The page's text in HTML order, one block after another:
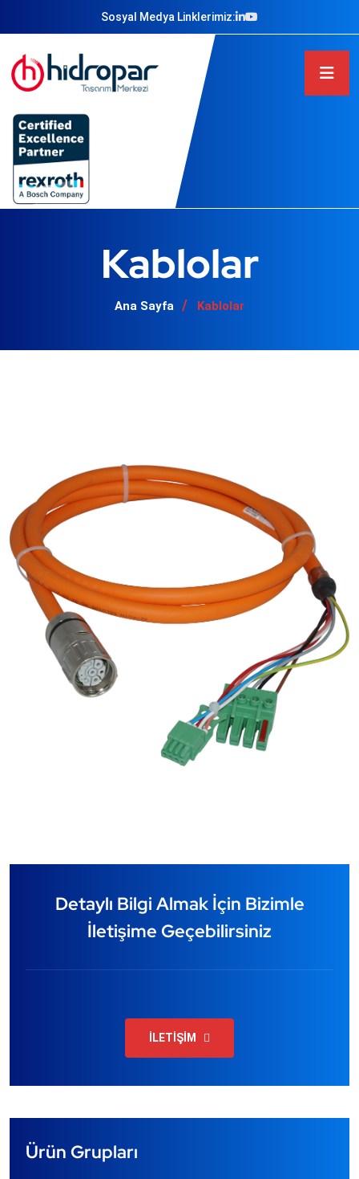
Sosyal Medya Linklerimiz:
Kablolar
Ana Sayfa Kablolar
Detaylı Bilgi Almak İçin Bizimle
İletişime Geçebilirsiniz
İLETİŞİM
Ürün Grupları